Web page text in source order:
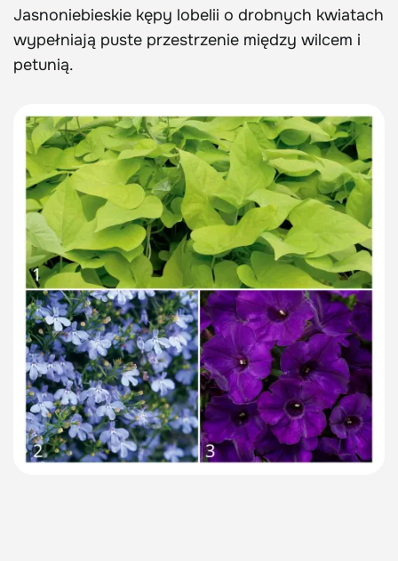
Jasnoniebieskie kępy lobelii o drobnych kwiatach
wypełniają puste przestrzenie między wilcem i
petunią.